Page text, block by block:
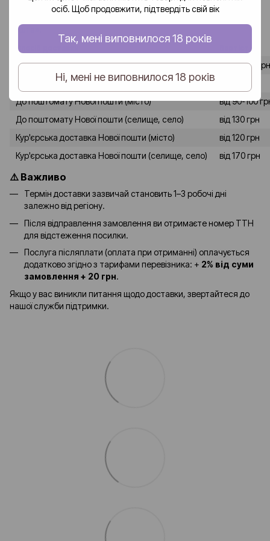
осіб. Щоб продовжити, підтвердіть свій вік
Так, мені виповнилося 18 років
Ні, мені не виповнилося 18 років
Доставка замовлень по Україні здійснюється службою «Нова
пошта».
Спосіб доставки Вартість
До відділення Нової пошти (місто)
від 80-90 грн
До відділення Нової пошти (селище, село)
До поштомату Нової пошти (місто)
від 90-100
До поштомату Нової пошти (селище, село)
від 130 грн
Кур'єрська доставка Нової пошти (місто)
від 120 грн
Кур'єрська доставка Нової пошти (селище, село)
від 170 грн
⚠️ Важливо
Термін доставки зазвичай становить 1–3 робочі дні
залежно від регіону.
Після відправлення замовлення ви отримаєте номер ТТН
для відстеження посилки.
Послуга післяплати (оплата при отриманні) оплачується
додатково згідно з тарифами перевізника: + 2% від суми
замовлення + 20 грн.
Якщо у вас виникли питання щодо доставки, звертайтеся до
нашої служби підтримки.